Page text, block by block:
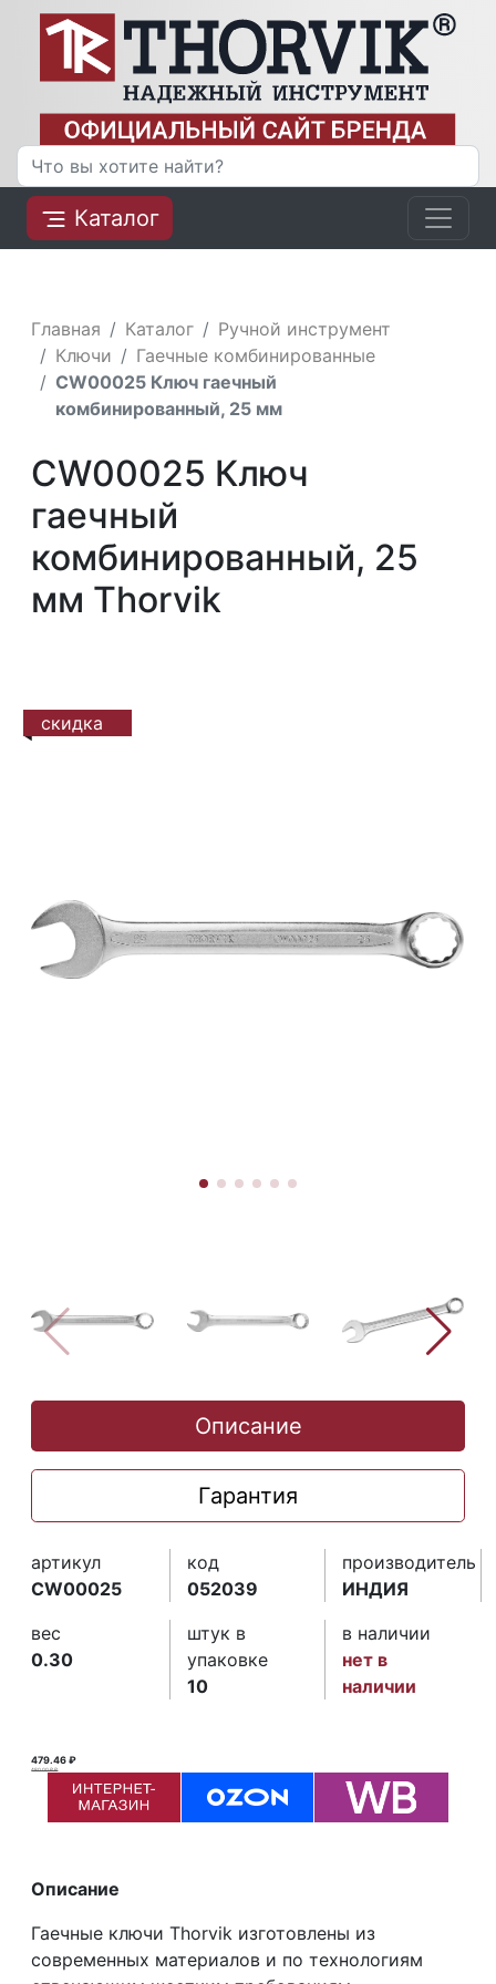
Каталог
Главная Каталог
Ручной инструмент
Ключи
Гаечные комбинированные
CW00025 Ключ гаечный
комбинированный, 25 мм
CW00025 Ключ
гаечный
комбинированный, 25
мм Thorvik
скидка
Описание
Гарантия
артикул
CW00025
код
052039
производитель
ИНДИЯ
вес
0.30
штук в
упаковке
10
в наличии
нет в
наличии
479.46 ₽
480.00 ₽ ₽
Описание
Гаечные ключи Thorvik изготовлены из
современных материалов и по технологиям